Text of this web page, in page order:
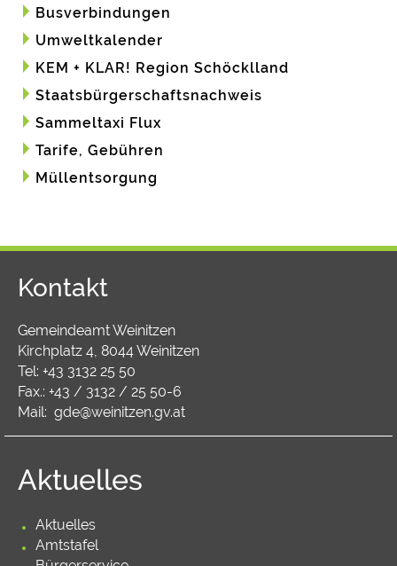
Busverbindungen
Umweltkalender
KEM + KLAR! Region Schöcklland
Staatsbürgerschaftsnachweis
Sammeltaxi Flux
Tarife, Gebühren
Müllentsorgung
Kontakt
Gemeindeamt Weinitzen
Kirchplatz 4, 8044 Weinitzen
Tel: +43 3132 25 50
Fax.: +43 / 3132 / 25 50-6
Mail: gde@weinitzen.gv.at
Aktuelles
Aktuelles
Amtstafel